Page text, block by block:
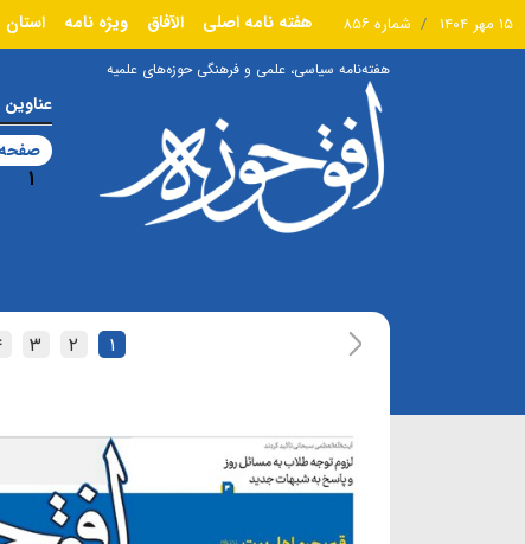
۱۵ مهر ۱۴۰۴ شماره ۸۵۶ هفته نامه اصلی الآفاق ویژه نامه استان
هفته‌نامه سیاسی، علمی و فرهنگی حوزه‌های علمیه
۱
۱ ۲ ۳